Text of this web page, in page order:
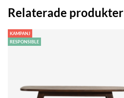
Relaterade produkter
KAMPANJ
RESPONSIBLE